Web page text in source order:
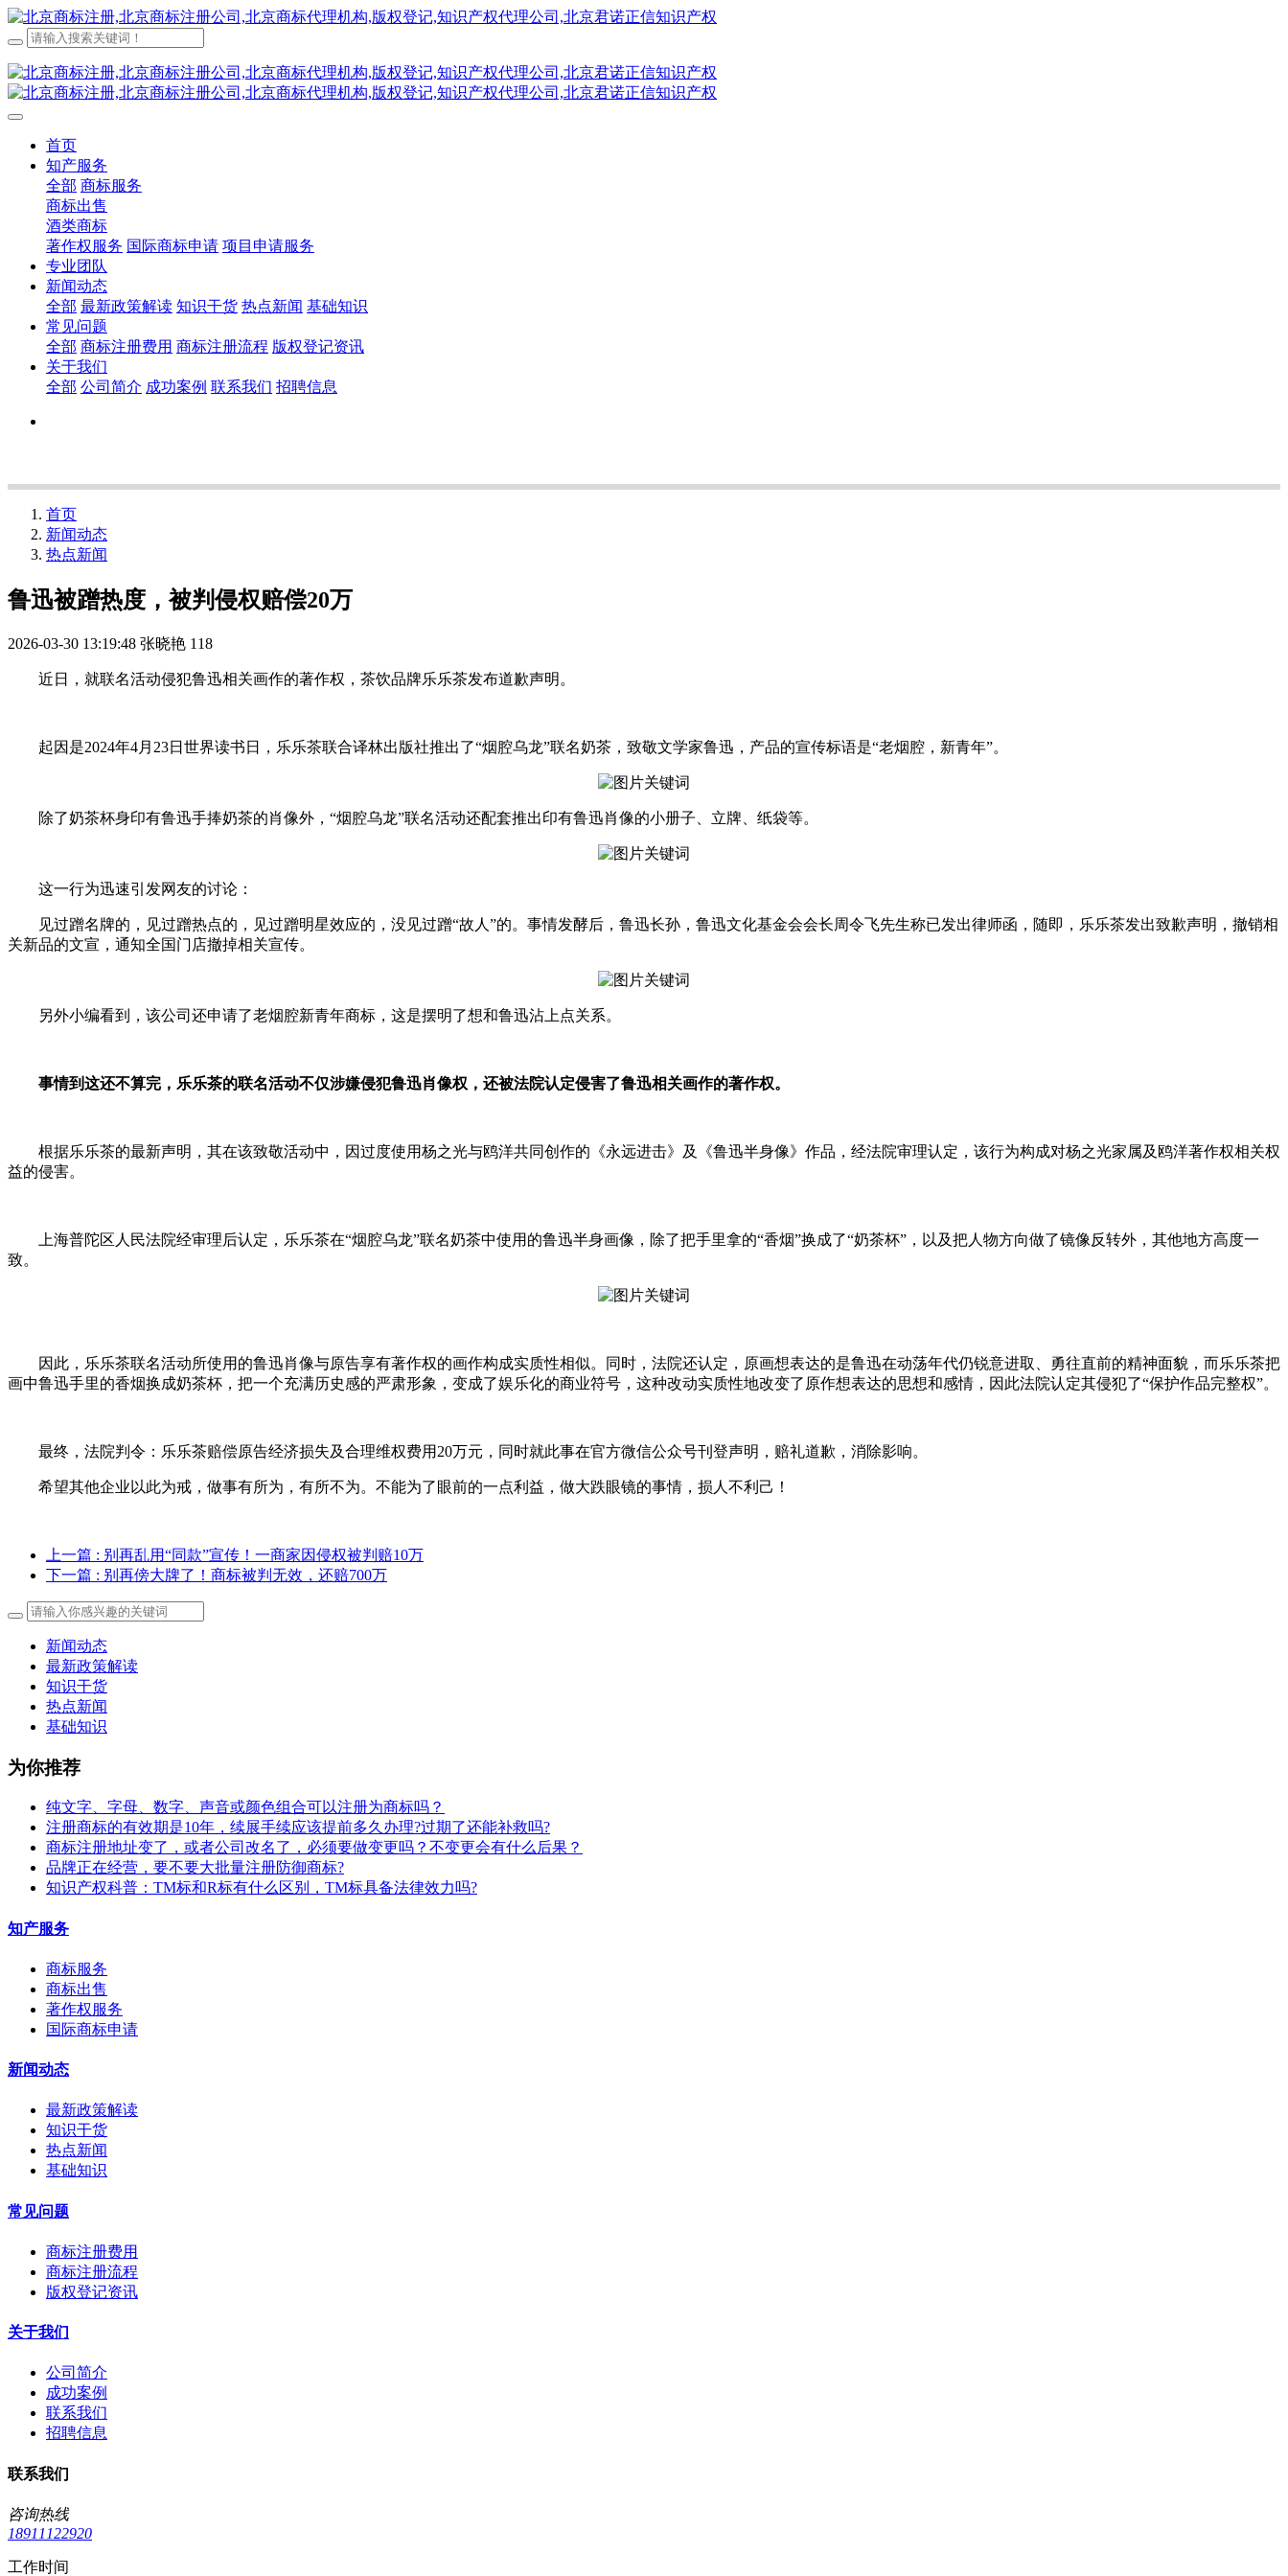
首页
知产服务
全部 商标服务
商标出售
酒类商标
著作权服务 国际商标申请 项目申请服务
专业团队
新闻动态
全部 最新政策解读 知识干货 热点新闻 基础知识
常见问题
全部 商标注册费用 商标注册流程 版权登记资讯
关于我们
全部 公司简介 成功案例 联系我们 招聘信息
首页
新闻动态
热点新闻
鲁迅被蹭热度，被判侵权赔偿20万
2026-03-30 13:19:48 张晓艳 118
近日，就联名活动侵犯鲁迅相关画作的著作权，茶饮品牌乐乐茶发布道歉声明。
起因是2024年4月23日世界读书日，乐乐茶联合译林出版社推出了“烟腔乌龙”联名奶茶，致敬文学家鲁迅，产品的宣传标语是“老烟腔，新青年”。
除了奶茶杯身印有鲁迅手捧奶茶的肖像外，“烟腔乌龙”联名活动还配套推出印有鲁迅肖像的小册子、立牌、纸袋等。
这一行为迅速引发网友的讨论：
见过蹭名牌的，见过蹭热点的，见过蹭明星效应的，没见过蹭“故人”的。事情发酵后，鲁迅长孙，鲁迅文化基金会会长周令飞先生称已发出律师函，随即，乐乐茶发出致歉声明，撤销相
关新品的文宣，通知全国门店撤掉相关宣传。
另外小编看到，该公司还申请了老烟腔新青年商标，这是摆明了想和鲁迅沾上点关系。
事情到这还不算完，乐乐茶的联名活动不仅涉嫌侵犯鲁迅肖像权，还被法院认定侵害了鲁迅相关画作的著作权。
根据乐乐茶的最新声明，其在该致敬活动中，因过度使用杨之光与鸥洋共同创作的《永远进击》及《鲁迅半身像》作品，经法院审理认定，该行为构成对杨之光家属及鸥洋著作权相关权
益的侵害。
上海普陀区人民法院经审理后认定，乐乐茶在“烟腔乌龙”联名奶茶中使用的鲁迅半身画像，除了把手里拿的“香烟”换成了“奶茶杯”，以及把人物方向做了镜像反转外，其他地方高度一
致。
因此，乐乐茶联名活动所使用的鲁迅肖像与原告享有著作权的画作构成实质性相似。同时，法院还认定，原画想表达的是鲁迅在动荡年代仍锐意进取、勇往直前的精神面貌，而乐乐茶把
画中鲁迅手里的香烟换成奶茶杯，把一个充满历史感的严肃形象，变成了娱乐化的商业符号，这种改动实质性地改变了原作想表达的思想和感情，因此法院认定其侵犯了“保护作品完整权”。
最终，法院判令：乐乐茶赔偿原告经济损失及合理维权费用20万元，同时就此事在官方微信公众号刊登声明，赔礼道歉，消除影响。
希望其他企业以此为戒，做事有所为，有所不为。不能为了眼前的一点利益，做大跌眼镜的事情，损人不利己！
上一篇 : 别再乱用“同款”宣传！一商家因侵权被判赔10万
下一篇 : 别再傍大牌了！商标被判无效，还赔700万
新闻动态
最新政策解读
知识干货
热点新闻
基础知识
为你推荐
纯文字、字母、数字、声音或颜色组合可以注册为商标吗？
注册商标的有效期是10年，续展手续应该提前多久办理?过期了还能补救吗?
商标注册地址变了，或者公司改名了，必须要做变更吗？不变更会有什么后果？
​品牌正在经营，要不要大批量注册防御商标?
知识产权科普：TM标和R标有什么区别，TM标具备法律效力吗?
知产服务
商标服务
商标出售
著作权服务
国际商标申请
新闻动态
最新政策解读
知识干货
热点新闻
基础知识
常见问题
商标注册费用
商标注册流程
版权登记资讯
关于我们
公司简介
成功案例
联系我们
招聘信息
联系我们
咨询热线
18911122920
工作时间